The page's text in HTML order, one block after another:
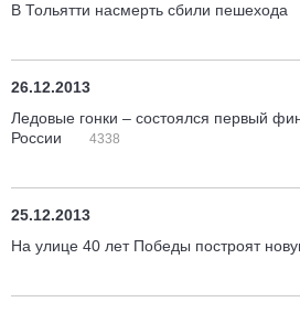
В Тольятти насмерть сбили пешехода
26.12.2013
Ледовые гонки – состоялся первый
России
4338
25.12.2013
На улице 40 лет Победы построят